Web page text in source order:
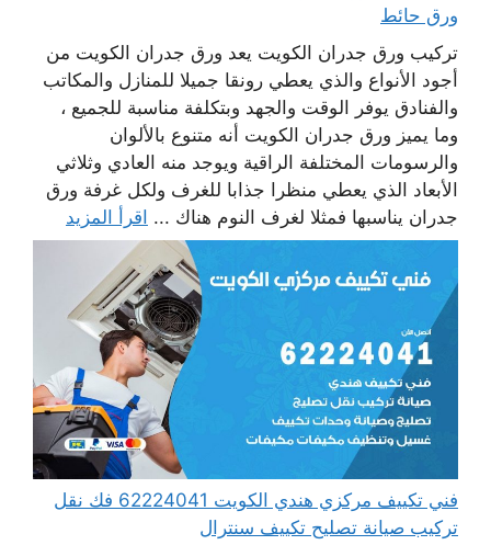
ورق حائط
تركيب ورق جدران الكويت يعد ورق جدران الكويت من
أجود الأنواع والذي يعطي رونقا جميلا للمنازل والمكاتب
والفنادق يوفر الوقت والجهد وبتكلفة مناسبة للجميع ،
وما يميز ورق جدران الكويت أنه متنوع بالألوان
والرسومات المختلفة الراقية ويوجد منه العادي وثلاثي
الأبعاد الذي يعطي منظرا جذابا للغرف ولكل غرفة ورق
جدران يناسبها فمثلا لغرف النوم هناك ... اقرأ المزيد
فني تكييف مركزي هندي الكويت 62224041 فك نقل
تركيب صيانة تصليح تكييف سنترال